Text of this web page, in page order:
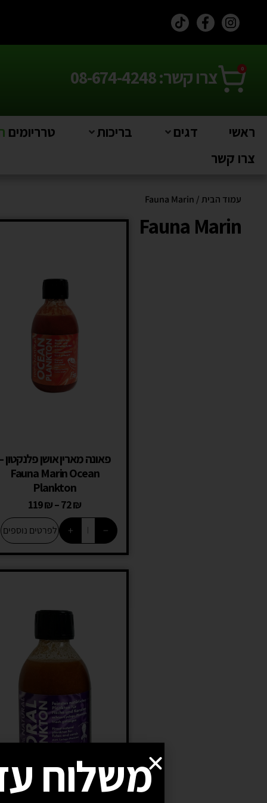
0 צרו קשר: 08-674-4248
ראשי דגים בריכות טרריומים
צרו קשר
עמוד הבית/ Fauna Marin
Fauna Marin
פאונה מארין אושן פלנקטון
Fauna Marin Ocean
Plankton
72₪
–
119₪
−
+ לפרטים נוספים
משלוח